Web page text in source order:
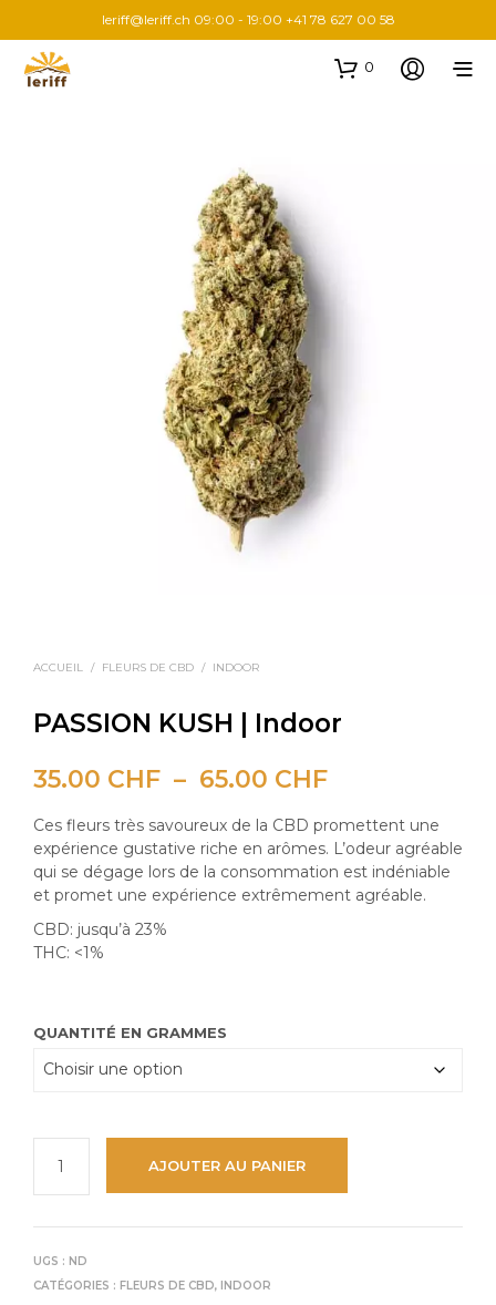
leriff@leriff.ch 09:00 - 19:00 +41 78 627 00 58
0
ACCUEIL / FLEURS DE CBD / INDOOR
PASSION KUSH | Indoor
35.00 CHF – 65.00 CHFPlage
de
prix :
35.00 CHF
Ces fleurs très savoureux de la CBD promettent une
expérience gustative riche en arômes. L’odeur agréable
qui se dégage lors de la consommation est indéniable
et promet une expérience extrêmement agréable.
CBD: jusqu’à 23%
THC: <1%
QUANTITÉ EN GRAMMES
AJOUTER AU PANIER
UGS : ND
CATÉGORIES : FLEURS DE CBD, INDOOR